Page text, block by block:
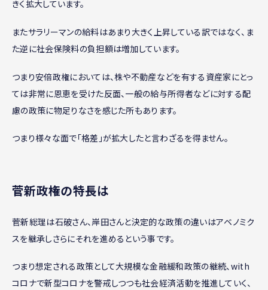
きく拡大しています。
またサラリーマンの給料はあまり大きく上昇している訳ではなく、ま
た逆に社会保険料の負担額は増加しています。
つまり安倍政権においては、株や不動産などを有する資産家にとっ
ては非常に恩恵を受けた反面、一般の給与所得者などに対する配
慮の政策に物足りなさを感じた所もあります。
つまり様々な面で「格差」が拡大したと言わざるを得ません。
菅新政権の特長は
菅新総理は石破さん、岸田さんと決定的な政策の違いはアベノミク
スを継承しさらにそれを進めるという事です。
つまり想定される政策として大規模な金融緩和政策の継続、with
コロナで新型コロナを警戒しつつも社会経済活動を推進していく、